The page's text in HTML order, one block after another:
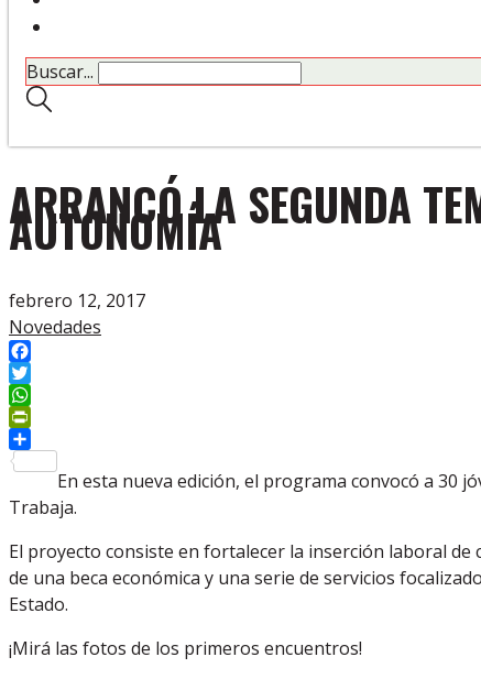
Buscar...
ARRANCÓ LA SEGUNDA
AUTONOMÍA
febrero 12, 2017
Novedades
Facebook
Twitter
WhatsApp
PrintFriendly
En esta nueva edición, el programa convocó a 30
Trabaja.
El proyecto consiste en fortalecer la inserción laboral de
de una beca económica y una serie de servicios
Estado.
¡Mirá las fotos de los primeros encuentros!